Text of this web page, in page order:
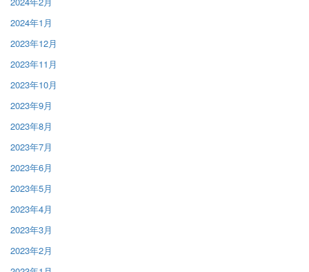
2024年1月
2023年12月
2023年11月
2023年10月
2023年9月
2023年8月
2023年7月
2023年6月
2023年5月
2023年4月
2023年3月
2023年2月